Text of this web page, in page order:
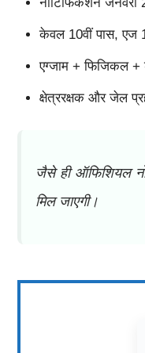
केवल 10वीं पास, एज
एग्जाम + फिजिकल
क्षेत्ररक्षक और जेल
जैसे ही ऑफिशियल
मिल जाएगी।